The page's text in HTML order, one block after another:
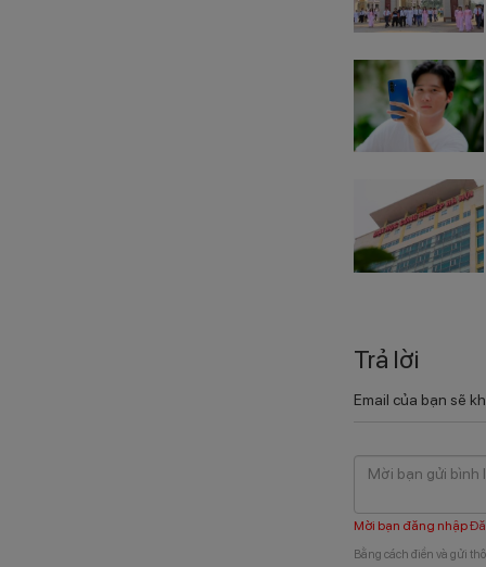
Trả lời
Email của bạn sẽ
Mời bạn đăng nhập
Bằng cách điền và gửi